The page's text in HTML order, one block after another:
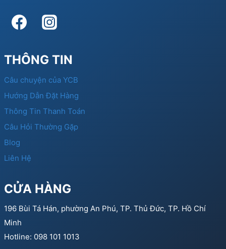
THÔNG TIN
Câu chuyện của YCB
Hướng Dẫn Đặt Hàng
Thông Tin Thanh Toán
Câu Hỏi Thường Gặp
Blog
Liên Hệ
CỬA HÀNG
196 Bùi Tá Hán, phường An Phú, TP. Thủ Đức, TP. Hồ Chí
Minh
Hotline: 098 101 1013